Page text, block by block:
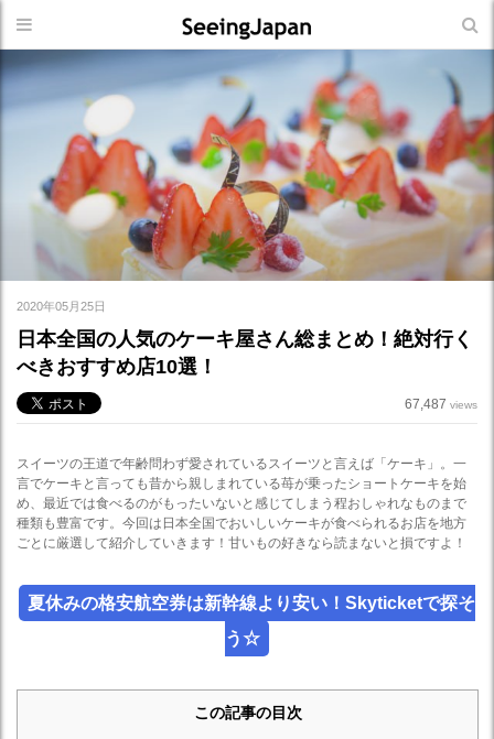
2020年05月25日
日本全国の人気のケーキ屋さん総まとめ！絶対行く
べきおすすめ店10選！
67,487 views
スイーツの王道で年齢問わず愛されているスイーツと言えば「ケーキ」。一
言でケーキと言っても昔から親しまれている苺が乗ったショートケーキを始
め、最近では食べるのがもったいないと感じてしまう程おしゃれなものまで
種類も豊富です。今回は日本全国でおいしいケーキが食べられるお店を地方
ごとに厳選して紹介していきます！甘いもの好きなら読まないと損ですよ！
夏休みの格安航空券は新幹線より安い！Skyticketで探そ
う☆
この記事の目次